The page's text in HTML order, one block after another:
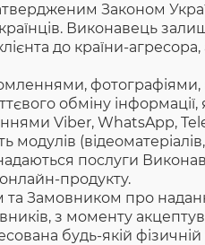
Законом
Виконавець
до країни-
фотографіями,
обміну
Viber, WhatsApp,
модулів
послуги
продукту.
Замовником про
з моменту
будь-якій